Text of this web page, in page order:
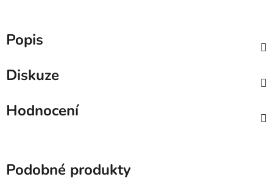
Popis
Diskuze
Hodnocení
Podobné produkty